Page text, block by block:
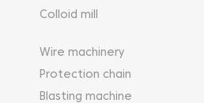
Colloid mill
Wire machinery
Protection chain
Blasting machine